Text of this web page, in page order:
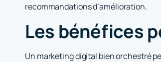
recommandations d’amélioration.
Les bénéfices
Un marketing digital bien orchestré